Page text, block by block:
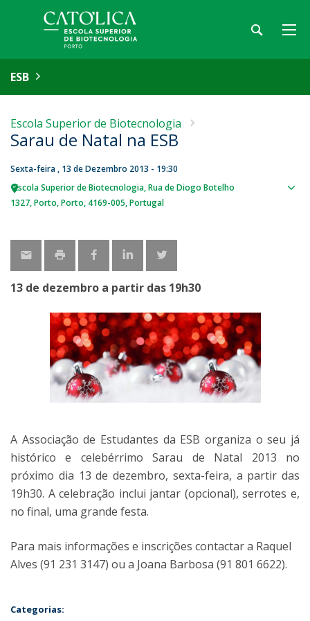
ESB
Escola Superior de Biotecnologia
Sarau de Natal na ESB
Sexta-feira , 13 de Dezembro 2013 - 19:30
Escola Superior de Biotecnologia Rua de Diogo Botelho
1327 Porto Porto 4169-005 Portugal
13 de dezembro a partir das 19h30
A Associação de Estudantes da ESB organiza o seu já
histórico e celebérrimo Sarau de Natal 2013 no
próximo dia 13 de dezembro, sexta-feira, a partir das
19h30. A celebração inclui jantar (opcional), serrotes e,
no final, uma grande festa.
Para mais informações e inscrições contactar a Raquel
Alves (91 231 3147) ou a Joana Barbosa (91 801 6622).
Categorias: